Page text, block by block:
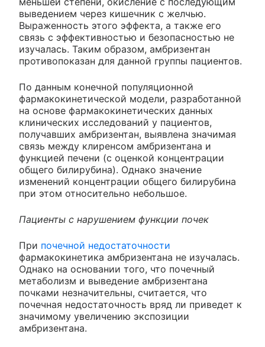
выведением через кишечник с желчью.
Выраженность этого эффекта, а также его
связь с эффективностью и безопасностью не
изучалась. Таким образом, амбризентан
противопоказан для данной группы пациентов.
По данным конечной популяционной
фармакокинетической модели, разработанной
на основе фармакокинетических данных
клинических исследований у пациентов,
получавших амбризентан, выявлена значимая
связь между клиренсом амбризентана и
функцией печени (с оценкой концентрации
общего билирубина). Однако значение
изменений концентрации общего билирубина
при этом относительно небольшое.
Пациенты с нарушением функции почек
При почечной недостаточности
фармакокинетика амбризентана не изучалась.
Однако на основании того, что почечный
метаболизм и выведение амбризентана
почками незначительны, считается, что
почечная недостаточность вряд ли приведет к
значимому увеличению экспозиции
амбризентана.